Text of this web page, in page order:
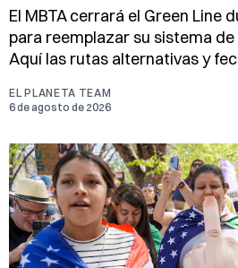
El MBTA cerrará el Green Line
para reemplazar su sistema
Aquí las rutas alternativas y
EL PLANETA TEAM
6 de agosto de 2026